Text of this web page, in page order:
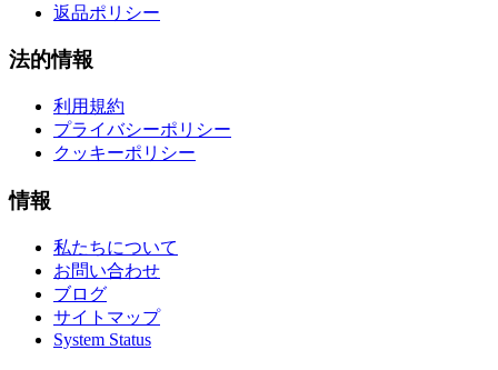
返品ポリシー
法的情報
利用規約
プライバシーポリシー
クッキーポリシー
情報
私たちについて
お問い合わせ
ブログ
サイトマップ
System Status